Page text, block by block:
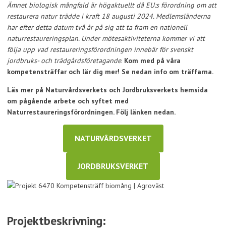
Ämnet biologisk mångfald är högaktuellt då EU:s förordning om att
restaurera natur trädde i kraft 18 augusti 2024. Medlemsländerna
har efter detta datum två år på sig att ta fram en nationell
naturrestaureringsplan. Under mötesaktiviteterna kommer vi att
följa upp vad restaureringsförordningen innebär för svenskt
jordbruks- och trädgårdsföretagande. Kom med på våra
kompetensträffar och lär dig mer! Se nedan info om träffarna.
Läs mer på Naturvårdsverkets och Jordbruksverkets hemsida
om pågående arbete och syftet med
Naturrestaureringsförordningen. Följ länken nedan.
NATURVÅRDSVERKET
JORDBRUKSVERKET
Projektbeskrivning: